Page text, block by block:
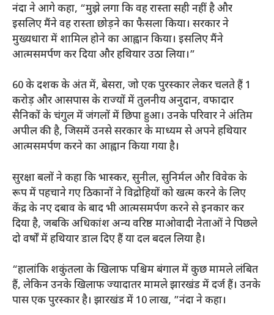
नंदा ने आगे कहा, “मुझे लगा कि वह रास्ता सही नहीं है और
इसलिए मैंने वह रास्ता छोड़ने का फैसला किया। सरकार ने
मुख्यधारा में शामिल होने का आह्वान किया। इसलिए मैंने
आत्मसमर्पण कर दिया और हथियार उठा लिया।”
60 के दशक के अंत में, बेसरा, जो एक पुरस्कार लेकर चलते हैं 1
करोड़ और आसपास के राज्यों में तुलनीय अनुदान, वफादार
सैनिकों के चंगुल में जंगलों में छिपा हुआ। उनके परिवार ने अंतिम
अपील की है, जिसमें उनसे सरकार के माध्यम से अपने हथियार
आत्मसमर्पण करने का आह्वान किया गया है।
सुरक्षा बलों ने कहा कि भास्कर, सुनील, सुनिर्मल और विवेक के
रूप में पहचाने गए ठिकानों ने विद्रोहियों को खत्म करने के लिए
केंद्र के नए दबाव के बाद भी आत्मसमर्पण करने से इनकार कर
दिया है, जबकि अधिकांश अन्य वरिष्ठ माओवादी नेताओं ने पिछले
दो वर्षों में हथियार डाल दिए हैं या दल बदल लिया है।
“हालांकि शकुंतला के खिलाफ पश्चिम बंगाल में कुछ मामले लंबित
हैं, लेकिन उनके खिलाफ ज्यादातर मामले झारखंड में दर्ज हैं। उनके
पास एक पुरस्कार है।झारखंड में 10 लाख, ”नंदा ने कहा।